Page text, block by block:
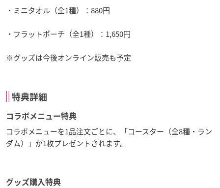
・ミニタオル（全1種）：880円
・フラットポーチ（全1種）：1,650円
※グッズは今後オンライン販売も予定
特典詳細
コラボメニュー特典
コラボメニューを1品注文ごとに、「コースター（全8種・ラン
ダム）」が1枚プレゼントされます。
グッズ購入特典